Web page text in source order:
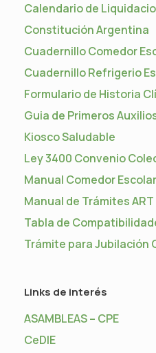
Calendario de
Constitución Argentina
Cuadernillo Comedor
Cuadernillo Refrigerio
Formulario de Historia
Guia de Primeros
Kiosco Saludable
Ley 3400 Convenio
Manual Comedor
Manual de Trámites ART
Tabla de
Trámite para Jubilación
Links de interés
ASAMBLEAS – CPE
CeDIE